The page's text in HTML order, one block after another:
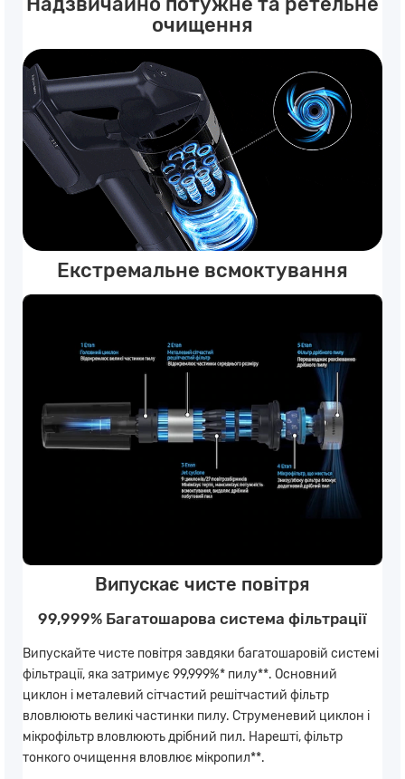
очищення
Екстремальне всмоктування
Випускає чисте повітря
99,999% Багатошарова система фільтрації
Випускайте чисте повітря завдяки багатошаровій системі
фільтрації, яка затримує 99,999%* пилу**. Основний
циклон і металевий сітчастий решітчастий фільтр
вловлюють великі частинки пилу. Струменевий циклон і
мікрофільтр вловлюють дрібний пил. Нарешті, фільтр
тонкого очищення вловлює мікропил**.